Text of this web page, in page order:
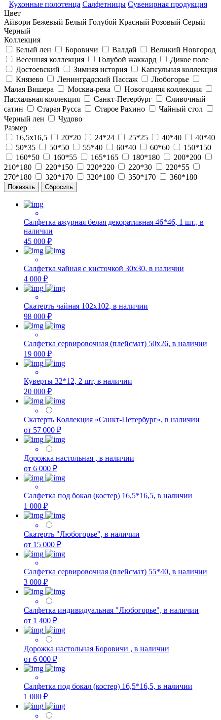
Кухонные полотенца Салфетницы Сувенирная продукция
Цвет
Айвори Бежевый Белый Голубой Красный Розовый Серый
Черный
Коллекция
Белый лен
Боровичи Валдай
Великий Новгород
Весенняя коллекция
Голубой жаккард
Дикое поле
Достоевский
Зимняя история
Капсульная коллекция
Князево
Ленинградский Пассаж
Любогорье
Малая Вишера
Москва-река
Новогодняя коллекция
Пасхальная коллекция
Санкт-Петербург
Сливочный
сатин
Старая Русса Старое Рахино
Чайный стол
Черный лен
Чудово
Размер
16,5х16,5
20*20 24*24 25*25 40*40
40*40
50*35
50*50 55*40 60*40 60*60
150*150
160*50
160*55 165*165 180*180
200*200
210*180
220*150 220*220 220*30
220*55
270*180
320*170 320*180 350*170 360*180
Салфетка ажурная белая декоративная 46*46, 1 шт., в
наличии
45 000 ₽
Салфетка чайная с кисточкой 30х30, в наличии
4 000 ₽
Скатерть чайная 102х102, в наличии
98 000 ₽
Салфетка сервировочная (плейсмат) 50х26, в наличии
19 000 ₽
Куверты 32*12, 2 шт, в наличии
20 000 ₽
Скатерть Коллекция «Санкт-Петербург», в наличии
от 57 000 ₽
Дорожка настольная , в наличии
от 6 000 ₽
Салфетка под бокал (костер) 16,5*16,5, в наличии
1 000 ₽
Скатерть "Любогорье", в наличии
от 15 000 ₽
Салфетка сервировочная (плейсмат) 55*40, в наличии
3 000 ₽
Салфетка индивидуальная "Любогорье", в наличии
от 1 400 ₽
Дорожка настольная Боровичи , в наличии
от 6 000 ₽
Салфетка под бокал (костер) 16,5*16,5, в наличии
1 000 ₽